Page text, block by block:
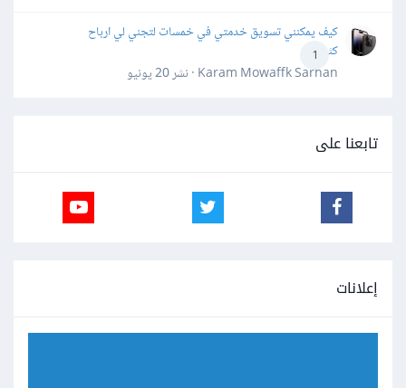
1
كيف يمكنني تسويق خدمتي في خمسات لتجني لي ارباح
كثيرة
Karam Mowaffk Sarhan · نشر
20 يونيو
تابعنا على
إعلانات